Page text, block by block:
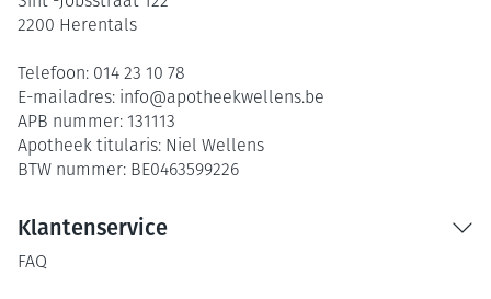
2200 Herentals
Telefoon: 014 23 10 78
E-mailadres: info@apotheekwellens.be
APB nummer: 131113
Apotheek titularis: Niel Wellens
BTW nummer: BE0463599226
Klantenservice
FAQ